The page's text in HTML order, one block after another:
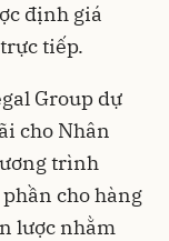
định giá
tiếp.
Group dự
cho Nhân
trình
cho hàng
lược nhằm